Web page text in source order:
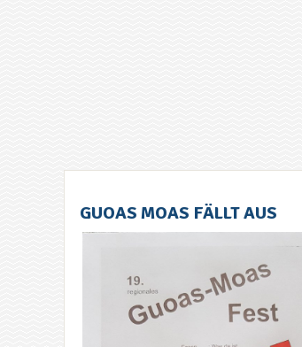
GUOAS MOAS FÄLLT AUS